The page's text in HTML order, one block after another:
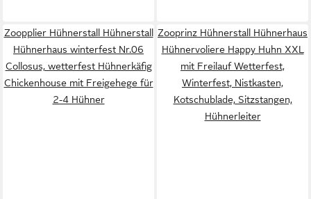
Zoopplier Hühnerstall Hühnerstall
Hühnerhaus winterfest Nr.06
Collosus, wetterfest Hühnerkäfig
Chickenhouse mit Freigehege für
2-4 Hühner
Zooprinz Hühnerstall Hühnerhaus
Hühnervoliere Happy Huhn XXL
mit Freilauf Wetterfest,
Winterfest, Nistkasten,
Kotschublade, Sitzstangen,
Hühnerleiter